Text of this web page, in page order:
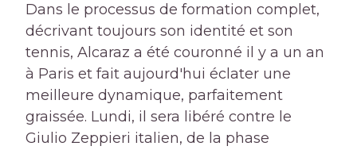
Dans le processus de formation complet,
décrivant toujours son identité et son
tennis, Alcaraz a été couronné il y a un an
à Paris et fait aujourd'hui éclater une
meilleure dynamique, parfaitement
graissée. Lundi, il sera libéré contre le
Giulio Zeppieri italien, de la phase